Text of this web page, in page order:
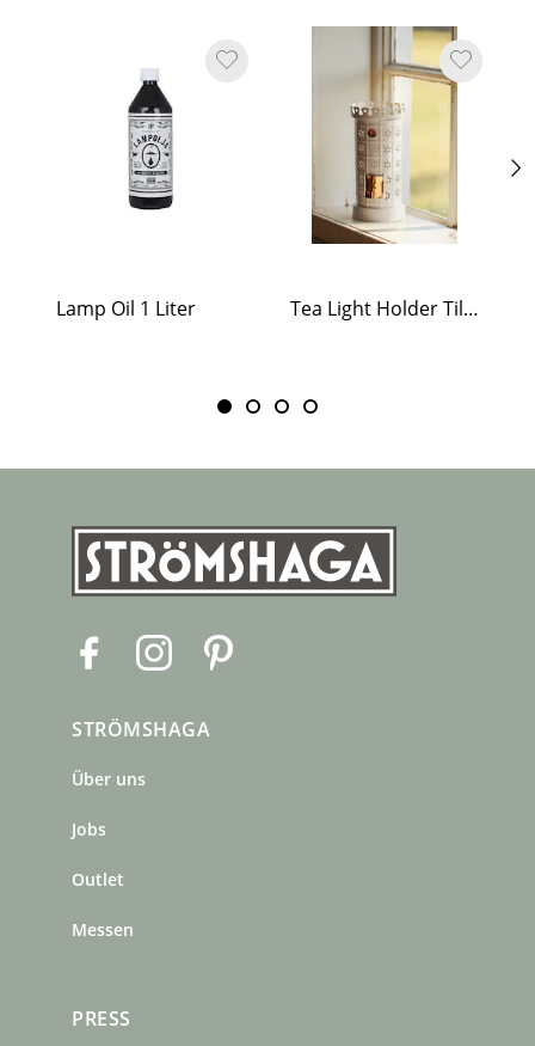
Lamp Oil 1 Liter Tea Light Holder Tiled Stove White
e
o
I
t
STRÖMSHAGA
Über uns
Jobs
Outlet
Messen
PRESS